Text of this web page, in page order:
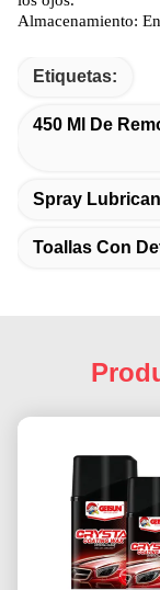
Almacenamiento:
Etiquetas:
450 Ml De
Spray
Toallas Con